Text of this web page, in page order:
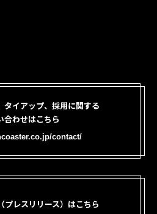
タイアップ、採用に関する
合わせはこちら
contact/
プレスリリース）はこちら